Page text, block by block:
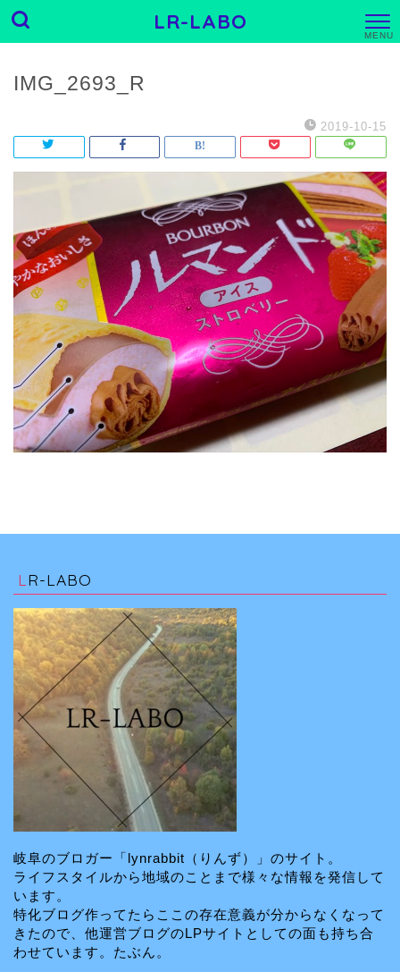
LR-LABO
E
IMG_2693_R
2019-10-15
LR-LABO
岐阜のブロガー「lynrabbit（りんず）」のサイト。
ライフスタイルから地域のことまで様々な情報を発信して
います。
特化ブログ作ってたらここの存在意義が分からなくなって
きたので、他運営ブログのLPサイトとしての面も持ち合
わせています。たぶん。